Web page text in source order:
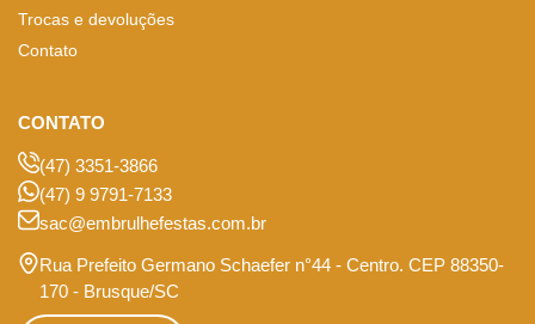
Trocas e devoluções
Contato
CONTATO
(47) 3351-3866
(47) 9 9791-7133
sac@embrulhefestas.com.br
Rua Prefeito Germano Schaefer n°44 - Centro. CEP 88350-
170 - Brusque/SC